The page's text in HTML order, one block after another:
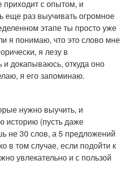
с опытом, и
еще раз выучивать огромное
этапе ты просто уже
я понимаю, что это слово мне
я лезу в
и докапываюсь, откуда оно
я его запоминаю.
нужно выучить, и
историю (пусть даже
не 30 слов, а 5 предложений
в том случае, если подойти к
увлекательно и с пользой